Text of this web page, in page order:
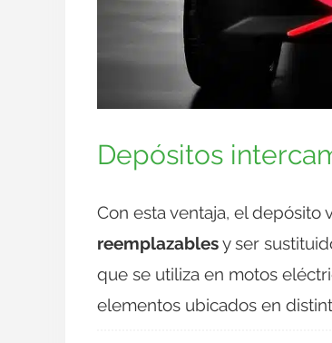
Depósitos
Con esta ventaja, el depósito
reemplazablesy ser
que se utiliza en motos
elementos ubicados en